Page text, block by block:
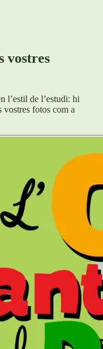
vostres
l’estil de l’estudi: hi
fotos com a